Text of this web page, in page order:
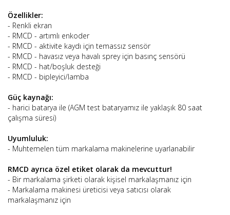
Özellikler:
- Renkli ekran
- RMCD - artımlı enkoder
- RMCD - aktivite kaydı için temassız sensör
- RMCD - havasız veya havalı sprey için basınç sensörü
- RMCD - hat/boşluk desteği
- RMCD - bipleyici/lamba
Güç kaynağı:
- harici batarya ile (AGM test bataryamız ile yaklaşık 80 saat
çalışma süresi)
Uyumluluk:
- Muhtemelen tüm markalama makinelerine uyarlanabilir
RMCD ayrıca özel etiket olarak da mevcuttur!
- Bir markalama şirketi olarak kişisel markalaşmanız için
- Markalama makinesi üreticisi veya satıcısı olarak
markalaşmanız için